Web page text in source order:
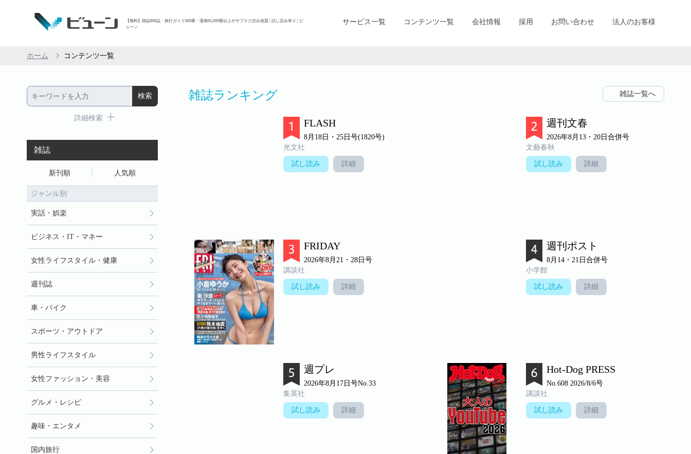
【無料】雑誌800誌・旅行ガイド600冊・漫画65,000冊以上がサブスク読み放題 | 試し読み有り | ビ
ューン
サービス一覧 コンテンツ一覧 会社情報 採用 お問い合わせ 法人のお客様
ホーム コンテンツ一覧
雑誌ランキング 雑誌一覧へ
FLASH
8月18日・25日号(1820号)
光文社
試し読み 詳細
週刊文春
2026年8月13・20日合併号
文藝春秋
試し読み 詳細
FRIDAY
2026年8月21・28日号
講談社
試し読み 詳細
週刊ポスト
8月14・21日合併号
小学館
試し読み 詳細
週プレ
2026年8月17日号No.33
集英社
試し読み 詳細
Hot-Dog PRESS
No.608 2026/8/6号
講談社
試し読み 詳細
詳細検索
雑誌
新刊順 人気順
ジャンル別
実話・娯楽
ビジネス・IT・マネー
女性ライフスタイル・健康
週刊誌
車・バイク
スポーツ・アウトドア
男性ライフスタイル
女性ファッション・美容
グルメ・レシピ
趣味・エンタメ
国内旅行